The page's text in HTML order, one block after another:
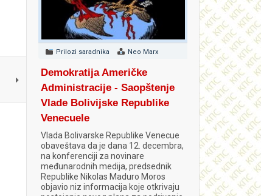
Prilozi saradnika Neo Marx
Demokratija Američke
Administracije - Saopštenje
Vlade Bolivijske Republike
Venecuele
Vlada Bolivarske Republike Venecue
obaveštava da je dana 12. decembra,
na konferenciji za novinare
međunarodnih medija, predsednik
Republike Nikolas Maduro Moros
objavio niz informacija koje otkrivaju